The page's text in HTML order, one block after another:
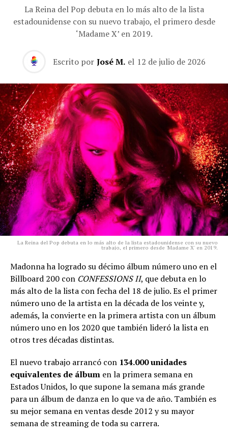
La Reina del Pop debuta en lo más alto de la lista
estadounidense con su nuevo trabajo, el primero desde
‘Madame X’ en 2019.
Escrito por José M. el 12 de julio de 2026
La Reina del Pop debuta en lo más alto de la lista estadounidense con su nuevo
trabajo, el primero desde 'Madame X' en 2019.
Madonna ha logrado su décimo álbum número uno en el
Billboard 200 con CONFESSIONS II, que debuta en lo
más alto de la lista con fecha del 18 de julio. Es el primer
número uno de la artista en la década de los veinte y,
además, la convierte en la primera artista con un álbum
número uno en los 2020 que también lideró la lista en
otros tres décadas distintas.
El nuevo trabajo arrancó con 134.000 unidades
equivalentes de álbum en la primera semana en
Estados Unidos, lo que supone la semana más grande
para un álbum de danza en lo que va de año. También es
su mejor semana en ventas desde 2012 y su mayor
semana de streaming de toda su carrera.